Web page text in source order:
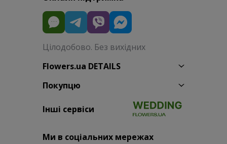
Цілодобово. Без вихідних
Flowers.ua DETAILS
Покупцю
Інші сервіси
Ми в соціальних мережах